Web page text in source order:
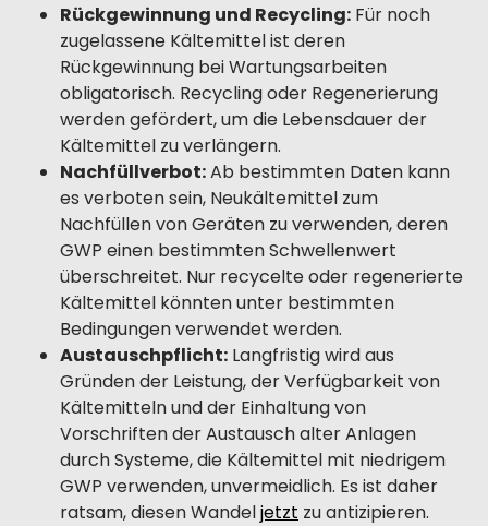
Rückgewinnung und Recycling: Für noch
zugelassene Kältemittel ist deren
Rückgewinnung bei Wartungsarbeiten
obligatorisch. Recycling oder Regenerierung
werden gefördert, um die Lebensdauer der
Kältemittel zu verlängern.
Nachfüllverbot:Ab bestimmten Daten kann
es verboten sein, Neukältemittel zum
Nachfüllen von Geräten zu verwenden, deren
GWP einen bestimmten Schwellenwert
überschreitet. Nur recycelte oder regenerierte
Kältemittel könnten unter bestimmten
Bedingungen verwendet werden.
Austauschpflicht: Langfristig wird aus
Gründen der Leistung, der Verfügbarkeit von
Kältemitteln und der Einhaltung von
Vorschriften der Austausch alter Anlagen
durch Systeme, die Kältemittel mit niedrigem
GWP verwenden, unvermeidlich. Es ist daher
ratsam, diesen Wandeljetzt zu antizipieren.